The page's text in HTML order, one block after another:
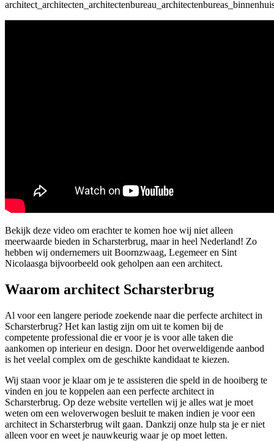
Bekijk deze video om erachter te komen hoe wij niet alleen
meerwaarde bieden in Scharsterbrug, maar in heel Nederland! Zo
hebben wij ondernemers uit Boornzwaag, Legemeer en Sint
Nicolaasga bijvoorbeeld ook geholpen aan een architect.
Waarom architect Scharsterbrug
Al voor een langere periode zoekende naar die perfecte architect in
Scharsterbrug? Het kan lastig zijn om uit te komen bij de
competente professional die er voor je is voor alle taken die
aankomen op interieur en design. Door het overweldigende aanbod
is het veelal complex om de geschikte kandidaat te kiezen.
Wij staan voor je klaar om je te assisteren die speld in de hooiberg te
vinden en jou te koppelen aan een perfecte architect in
Scharsterbrug. Op deze website vertellen wij je alles wat je moet
weten om een weloverwogen besluit te maken indien je voor een
architect in Scharsterbrug wilt gaan. Dankzij onze hulp sta je er niet
alleen voor en weet je nauwkeurig waar je op moet letten.